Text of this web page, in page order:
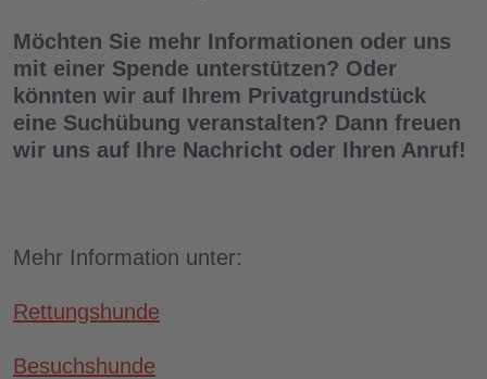
Möchten Sie mehr Informationen oder uns
mit einer Spende unterstützen? Oder
könnten wir auf Ihrem Privatgrundstück
eine Suchübung veranstalten? Dann freuen
wir uns auf Ihre Nachricht oder Ihren Anruf!
Mehr Information unter:
Rettungshunde
Besuchshunde